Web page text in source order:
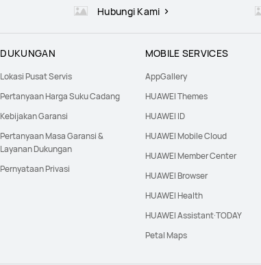
Hubungi Kami
DUKUNGAN
Lokasi Pusat Servis
Pertanyaan Harga Suku Cadang
Kebijakan Garansi
Pertanyaan Masa Garansi &
Layanan Dukungan
Pernyataan Privasi
MOBILE SERVICES
AppGallery
HUAWEI Themes
HUAWEI ID
HUAWEI Mobile Cloud
HUAWEI Member Center
HUAWEI Browser
HUAWEI Health
HUAWEI Assistant·TODAY
Petal Maps